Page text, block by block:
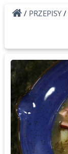
/ PRZEPISY/